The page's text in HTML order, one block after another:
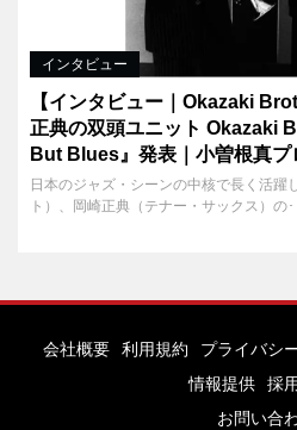
インタビュー
【インタビュー｜Okazaki
正典の双頭ユニット Okazaki
But Blues』発表｜小曽根真プ
日本のジャズ・シーンの中核で長く活躍
ト）、岡崎正典（テナー・サックス）の･
会社概要 利用規約 プライバシ
情報提供
採
お問い合